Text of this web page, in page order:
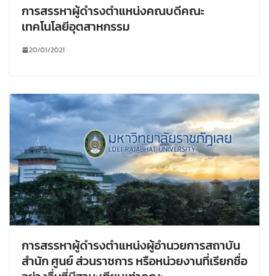
การสรรหาผู้ดำรงตำแหน่งคณบดีคณะ
เทคโนโลยีอุตสาหกรรม
20/01/2021
การสรรหาผู้ดำรงตำแหน่งผู้อำนวยการสถาบัน
สำนัก ศูนย์ ส่วนราชการ หรือหน่วยงานที่เรียกชื่อ